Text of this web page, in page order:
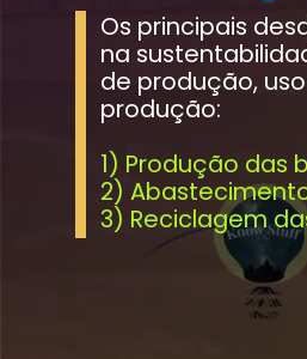
Os principais
na
de produção,
produção:
1) Produção das
2)
3) Reciclagem